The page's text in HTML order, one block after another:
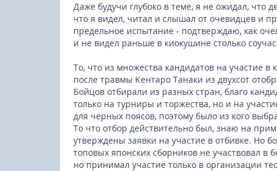
Даже будучи глубоко в теме, я не ожидал, что
что я видел, читал и слышал от очевидцев и
предельное испытание - подтверждаю, как
и не видел раньше в киокушине столько
То, что из множества кандидатов на участие
после травмы Кентаро Танаки из двухсот
Бойцов отбирали из разных стран, благо
только на турниры и торжества, но и на
для черных поясов, поэтому было из кого
То что отбор действительно был, знаю на
утверждены заявки на участие в отбивке. Но
топовых японских сборников не участвовал в
но принимал участие только в организации